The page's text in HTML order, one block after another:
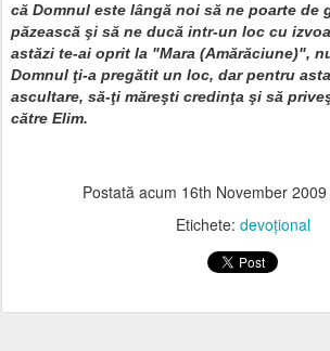
că Domnul este lângă noi să ne poarte de
păzească şi să ne ducă intr-un loc cu
astăzi te-ai oprit la "Mara (Amărăciune)",
Domnul ţi-a pregătit un loc, dar pentru
ascultare, să-ţi măreşti credinţa şi să
către Elim.
Postată acum 16th November 2009
Etichete: devoţional